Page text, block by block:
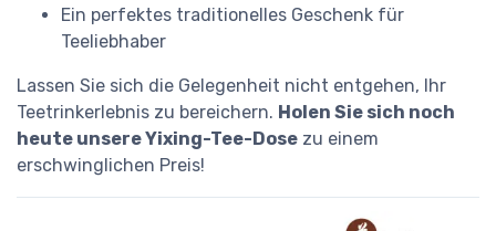
Ein perfektes traditionelles Geschenk für
Teeliebhaber
Lassen Sie sich die Gelegenheit nicht entgehen, Ihr
Teetrinkerlebnis zu bereichern. Holen Sie sich noch
heute unsere Yixing-Tee-Dose zu einem
erschwinglichen Preis!